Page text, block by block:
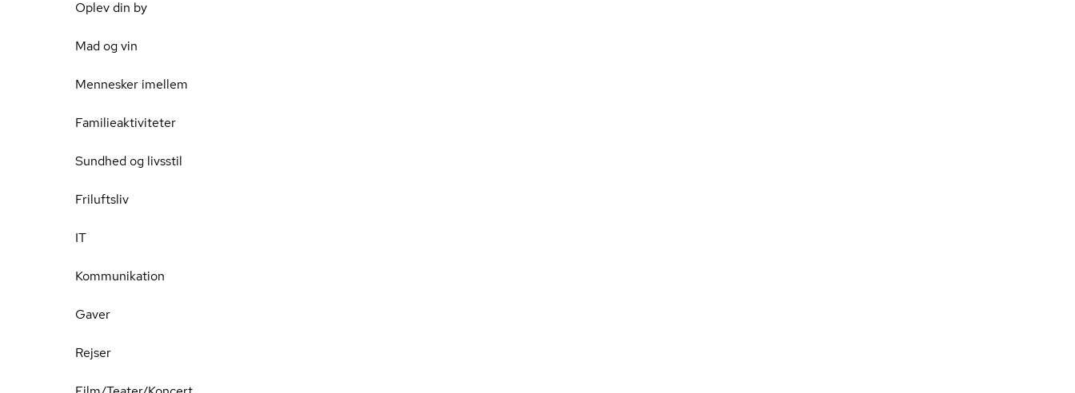
Oplev din by
Mad og vin
Mennesker imellem
Familieaktiviteter
Sundhed og livsstil
Friluftsliv
IT
Kommunikation
Gaver
Rejser